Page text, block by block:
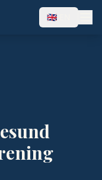
🇬🇧 EN